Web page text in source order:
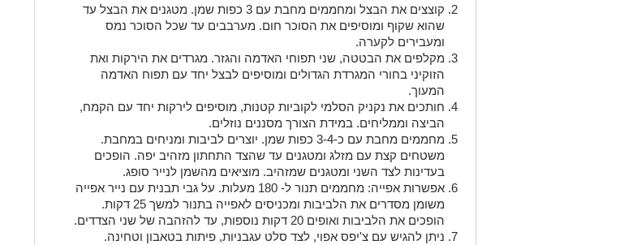
קוצצים את הבצל ומחממים מחבת עם 3 כפות שמן. מטגנים את הבצל עד
שהוא שקוף ומוסיפים את הסוכר חום. מערבבים עד שכל הסוכר נמס
ומעבירים לקערה.
מקלפים את הבטטה, שני תפוחי האדמה והגזר. מגרדים את הירקות ואת
הזוקיני בחורי המגרדת הגדולים ומוסיפים לבצל יחד עם תפוח האדמה
המעוך.
חותכים את נקניק הסלמי לקוביות קטנות, מוסיפים לירקות יחד עם הקמח,
הביצה וממליחים. במידת הצורך מסננים נוזלים.
מחממים מחבת עם כ-3-4 כפות שמן. יוצרים לביבות ומניחים במחבת.
משטחים קצת עם מזלג ומטגנים עד שהצד התחתון מזהיב יפה. הופכים
בעדינות לצד השני ומטגנים שמזהיב. מוציאים מהשמן לנייר סופג.
אפשרות אפייה: מחממים תנור ל- 180 מעלות. על גבי תבנית עם נייר אפייה
משומן מסדרים את הלביבות ומכניסים לאפייה בתנור למשך 25 דקות.
הופכים את הלביבות ואופים 20 דקות נוספות, עד להזהבה של שני הצדדים.
ניתן להגיש עם צ'יפס אפוי, לצד סלט עגבניות, פיתות בטאבון וטחינה.